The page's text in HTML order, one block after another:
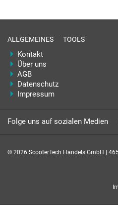
ALLGEMEINES
Kontakt
Über uns
AGB
Datenschutz
Impressum
TOOLS
Folge uns auf sozialen Medien
© 2026 ScooterTech Handels GmbH |